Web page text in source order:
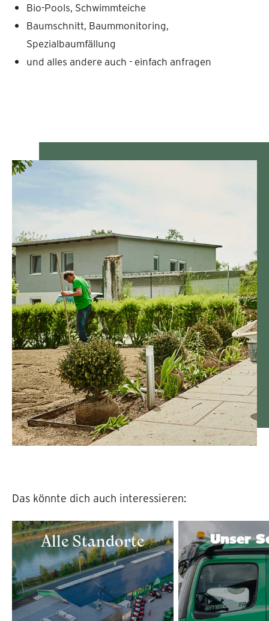
Bio-Pools, Schwimmteiche
Baumschnitt, Baummonitoring,
Spezialbaumfällung
und alles andere auch - einfach anfragen
Das könnte dich auch interessieren:
Alle Standorte Unser